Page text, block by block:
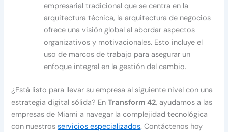
empresarial tradicional que se centra en la
arquitectura técnica, la arquitectura de negocios
ofrece una visión global al abordar aspectos
organizativos y motivacionales. Esto incluye el
uso de marcos de trabajo para asegurar un
enfoque integral en la gestión del cambio.
¿Está listo para llevar su empresa al siguiente nivel con una
estrategia digital sólida? EnTransform 42, ayudamos a las
empresas de Miami a navegar la complejidad tecnológica
con nuestrosservicios especializados. Contáctenos hoy